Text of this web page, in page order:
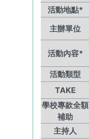
活動地點*
主辦單位
活動內容*
活動類型
TAKE
學校專款全額
補助
主持人